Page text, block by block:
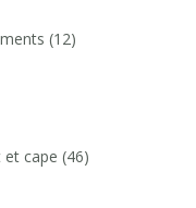
(12)
et cape (46)